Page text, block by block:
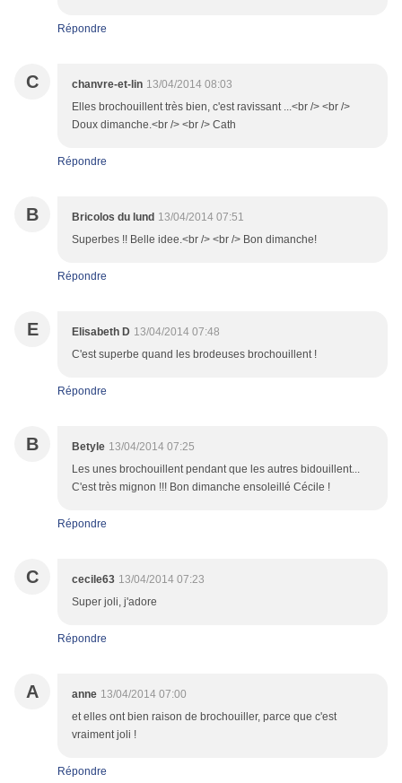
Répondre
C chanvre-et-lin 13/04/2014 08:03
Elles brochouillent très bien, c'est ravissant ...<br /> <br />
Doux dimanche.<br /> <br /> Cath
Répondre
B Bricolos du lund 13/04/2014 07:51
Superbes !! Belle idee.<br /> <br /> Bon dimanche!
Répondre
E Elisabeth D 13/04/2014 07:48
C'est superbe quand les brodeuses brochouillent !
Répondre
B Betyle 13/04/2014 07:25
Les unes brochouillent pendant que les autres bidouillent...
C'est très mignon !!! Bon dimanche ensoleillé Cécile !
Répondre
C cecile63 13/04/2014 07:23
Super joli, j'adore
Répondre
A anne 13/04/2014 07:00
et elles ont bien raison de brochouiller, parce que c'est
vraiment joli !
Répondre